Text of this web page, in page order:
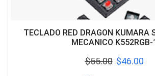
TECLADO RED DRAGON KUMARA
MECANICO K552RGB-
$55.00 $46.00